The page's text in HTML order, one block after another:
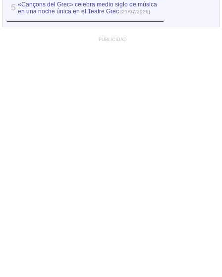
5 «Cançons del Grec» celebra medio siglo de música
en una noche única en el Teatre Grec [21/07/2026]
PUBLICIDAD